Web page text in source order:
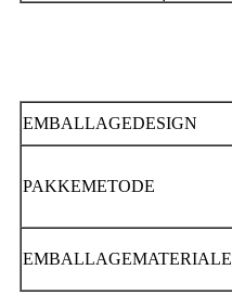
EMBALLAGEDESIGN
PAKKEMETODE
EMBALLAGEMATERIALE